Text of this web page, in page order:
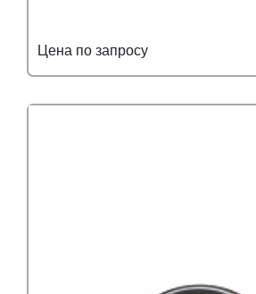
Цена по запросу